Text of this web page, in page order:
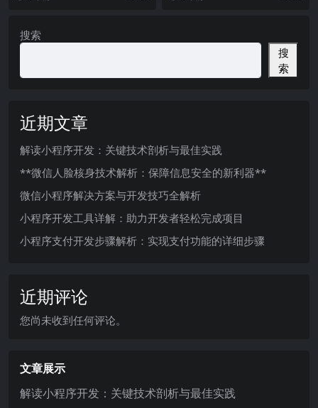
搜索
搜
索
近期文章
解读小程序开发：关键技术剖析与最佳实践
**微信人脸核身技术解析：保障信息安全的新利器**
微信小程序解决方案与开发技巧全解析
小程序开发工具详解：助力开发者轻松完成项目
小程序支付开发步骤解析：实现支付功能的详细步骤
近期评论
您尚未收到任何评论。
文章展示
解读小程序开发：关键技术剖析与最佳实践